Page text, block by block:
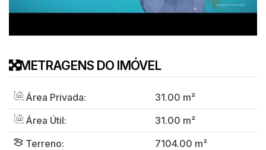
METRAGENS DO IMÓVEL
Área Privada: 31.00 m²
Área Útil:
31.00 m²
Terreno:
7104.00 m²